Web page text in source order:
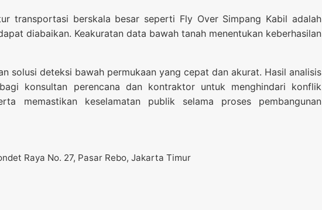
transportasi berskala besar seperti Fly Over Simpang Kabil adalah
diabaikan. Keakuratan data bawah tanah menentukan keberhasilan
solusi deteksi bawah permukaan yang cepat dan akurat. Hasil analisis
konsultan perencana dan kontraktor untuk menghindari konflik
memastikan keselamatan publik selama proses pembangunan
Raya No. 27, Pasar Rebo, Jakarta Timur